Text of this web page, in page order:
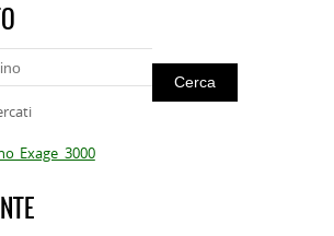
Exage 3000